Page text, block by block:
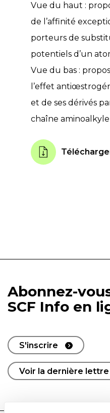
Vue du haut :
de l’affinité
porteurs de
potentiels d’un
Vue du bas :
l’effet
et de ses dérivés
chaîne
Abonnez-
SCF Info en
S'inscrire
Voir la dernière lettre